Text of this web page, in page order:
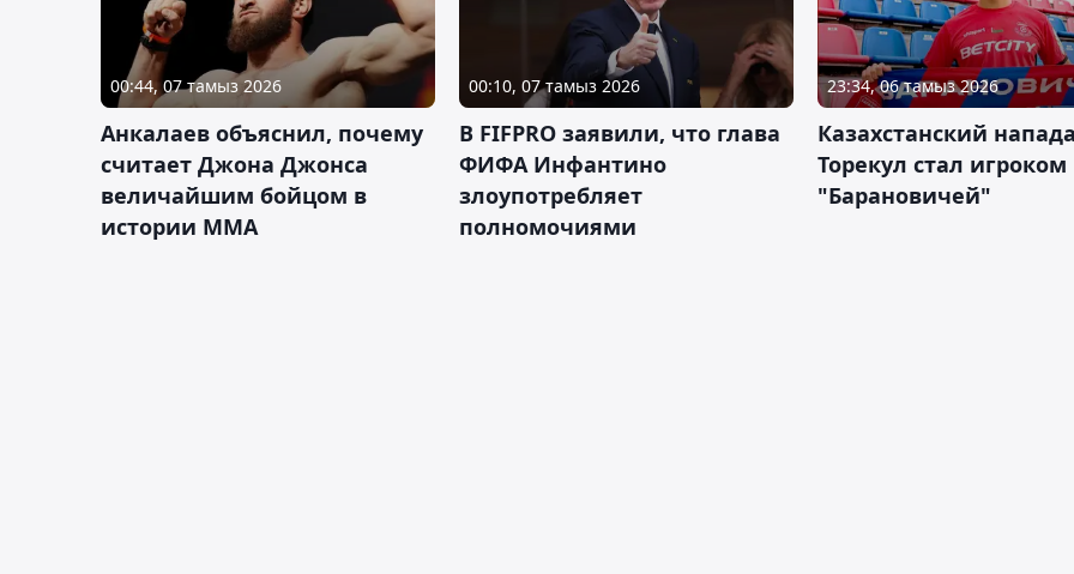
00:44, 07 тамыз 2026
Анкалаев объяснил, почему
считает Джона Джонса
величайшим бойцом в
истории ММА
00:10, 07 тамыз 2026
В FIFPRO заявили, что глава
ФИФА Инфантино
злоупотребляет
полномочиями
23:34, 06 тамыз 2026
Казахстанский
Торекул стал игроком
"Барановичей"